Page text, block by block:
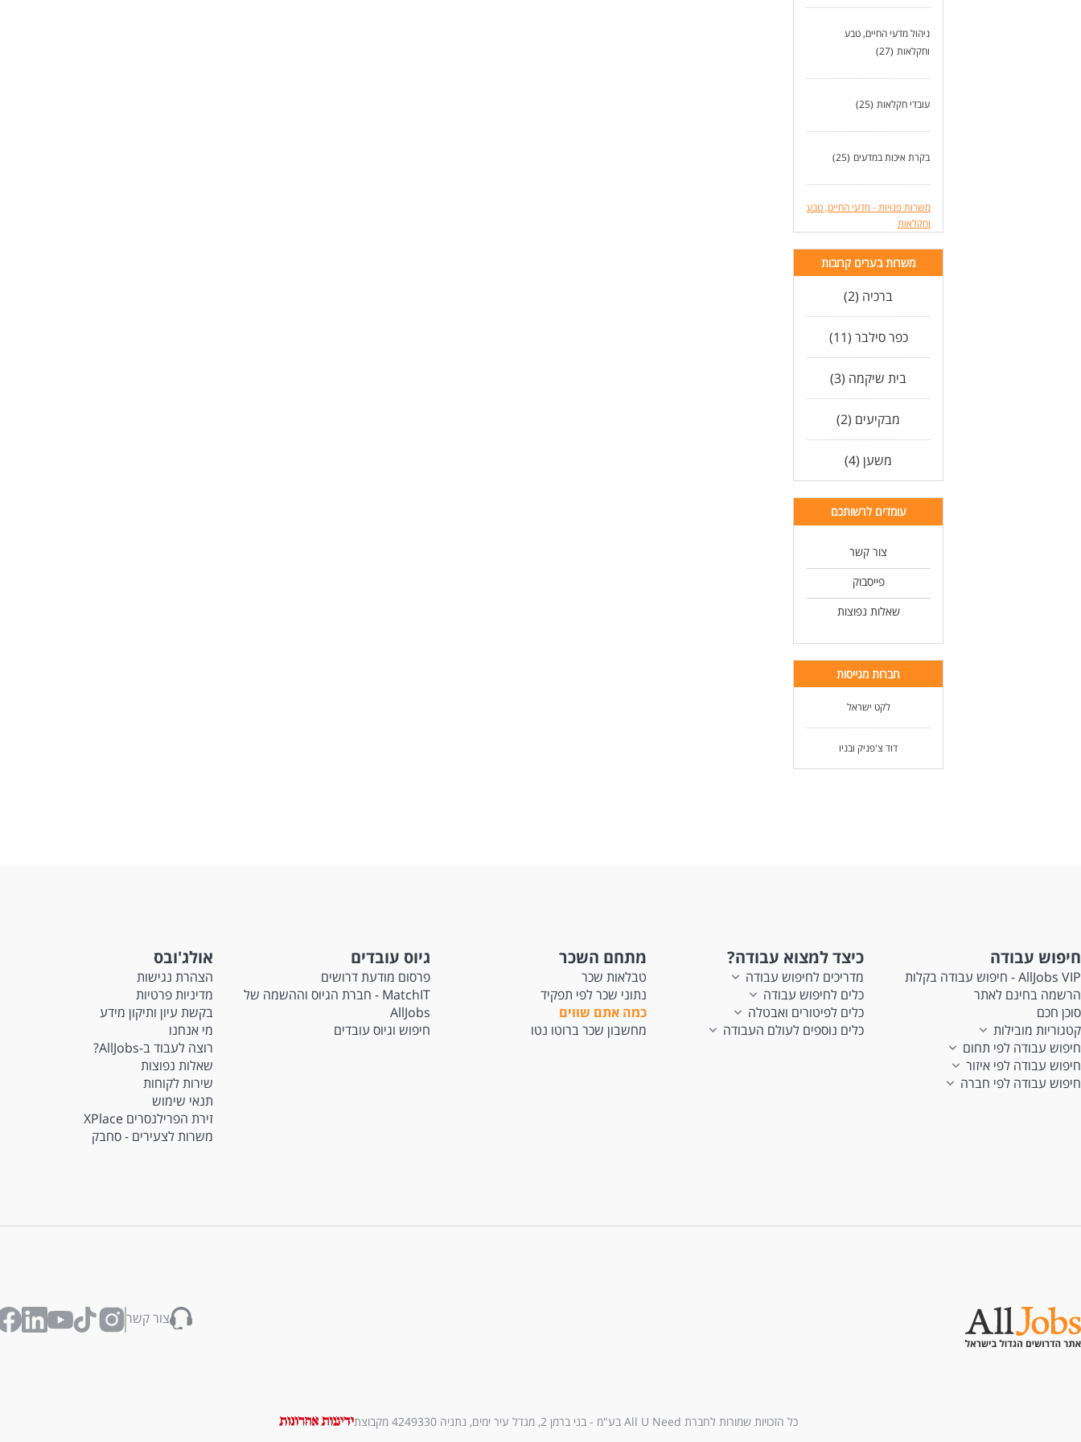
ניהול מדעי החיים, טבע
וחקלאות (27)
עובדי חקלאות (25)
בקרת איכות במדעים (25)
משרות פנויות - מדעי החיים, טבע
וחקלאות
משרות בערים קרובות
ברכיה (2)
כפר סילבר (11)
בית שיקמה (3)
מבקיעים (2)
משען (4)
עומדים לרשותכם
צור קשר
פייסבוק
שאלות נפוצות
חברות מגייסות
לקט ישראל
דוד צ'פניק ובניו
חיפוש עבודה
AllJobs VIP - חיפוש עבודה בקלות
הרשמה בחינם לאתר
סוכן חכם
קטגוריות מובילות
חיפוש עבודה לפי תחום
חיפוש עבודה לפי איזור
חיפוש עבודה לפי חברה
כיצד למצוא עבודה?
מדריכים לחיפוש עבודה
כלים לחיפוש עבודה
כלים לפיטורים ואבטלה
כלים נוספים לעולם העבודה
מתחם השכר
טבלאות שכר
נתוני שכר לפי תפקיד
כמה אתם שווים
מחשבון שכר ברוטו נטו
גיוס עובדים
פרסום מודעת דרושים
MatchIT - חברת הגיוס וההשמה של
AllJobs
חיפוש וגיוס עובדים
אולג'ובס
הצהרת נגישות
מדיניות פרטיות
בקשת עיון ותיקון מידע
מי אנחנו
רוצה לעבוד ב-AllJobs?
שאלות נפוצות
שירות לקוחות
תנאי שימוש
זירת הפרילנסרים XPlace
משרות לצעירים - סחבק
צור קשר
כל הזכויות שמורות לחברת All U Need בע"מ - בני ברמן 2, מגדל עיר ימים, נתניה 4249330 מקבוצת